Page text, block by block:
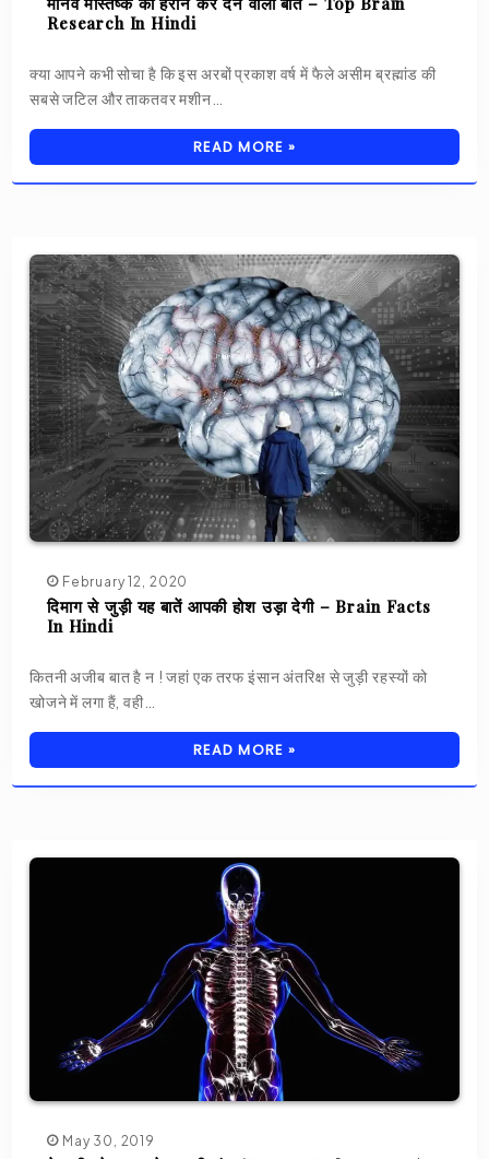
Research In Hindi
क्या आपने कभी सोचा है कि इस अरबों प्रकाश वर्ष में फैले असीम ब्रह्मांड की
सबसे जटिल और ताकतवर मशीन…
READ MORE »
February 12, 2020
दिमाग से जुड़ी यह बातें आपकी होश उड़ा देगी – Brain Facts
In Hindi
कितनी अजीब बात है न ! जहां एक तरफ इंसान अंतरिक्ष से जुड़ी रहस्यों को
खोजने में लगा हैं, वही…
READ MORE »
May 30, 2019